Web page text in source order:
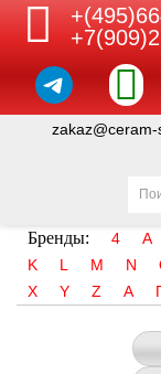
zakaz@ceram-
Бренды: 4 A
K
L M N
X
Y Z А